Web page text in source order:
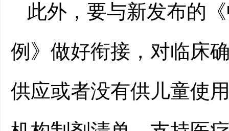
此外，要与新发布的
例》做好衔接，对临床
供应或者没有供儿童使